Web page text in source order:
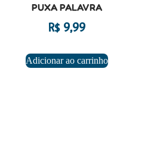
PUXA PALAVRA
R$9,99
Adicionar ao carrinho